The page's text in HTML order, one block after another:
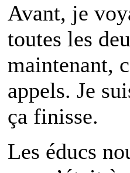
Avant, je
toutes les
maintenant,
appels. Je
ça finisse.
Les éducs